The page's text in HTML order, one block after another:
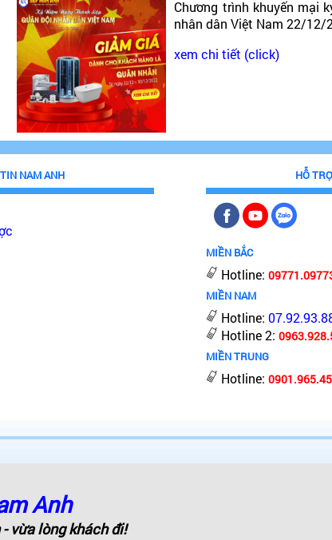
Chương trình khuyến mại
nhân dân Việt Nam 22/12/
xem chi tiết (click)
NAM ANH HỖ
MIỀN BẮC
Hotline:
MIỀN NAM
Hotline:
Hotline 2:
MIỀN TRUNG
Hotline:
Anh
vừa lòng khách đi!